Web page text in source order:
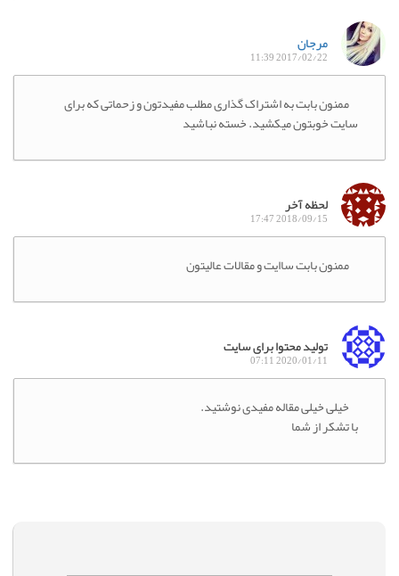
مرجان
2017/02/22 11:39
ممنون بابت به اشتراک گذاری مطلب مفیدتون و زحماتی که برای
سایت خوبتون میکشید. خسته نباشید
لحظه آخر
2018/09/15 17:47
ممنون بابت ساایت و مقالات عالیتون
تولید محتوا برای سایت
2020/01/11 07:11
خیلی خیلی مقاله مفیدی نوشتید.
با تشکر از شما